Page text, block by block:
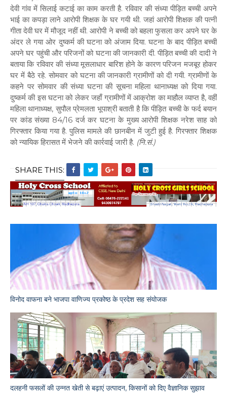
देवी गांव में सिलाई कटाई का काम करती है. रविवार की संध्या पीड़ित बच्ची अपने
भाई का कपड़ा लाने आरोपी शिक्षक के घर गयी थी. जहां आरोपी शिक्षक की पत्नी
गीता देवी घर में मौजूद नहीं थी. आरोपी ने बच्ची को बहला फुसला कर अपने घर के
अंदर ले गया ओर दुष्कर्म की घटना को अंजाम दिया. घटना के बाद पीड़ित बच्ची
अपने घर पहुंची और परिजनों को घटना की जानकारी दी. पीड़ित बच्ची की दादी ने
बताया कि रविवार की संध्या मूसलाधार बारिश होने के कारण परिजन मजबूर होकर
घर में बैठे रहे. सोमवार को घटना की जानकारी ग्रामीणों को दी गयी. ग्रामीणों के
कहने पर सोमवार की संध्या घटना की सूचना महिला थानाध्यक्ष को दिया गया.
दुष्कर्म की इस घटना को लेकर जहाँ ग्रामीणों में आक्रोश का माहौल व्याप्त है, वहीँ
महिला थानाध्यक्ष, सुपौल प्रेमलता भूपाश्री बताती है कि पीड़ित बच्ची के फर्द बयान
पर कांड संख्या 84/16 दर्ज कर घटना के मुख्य आरोपी शिक्षक नरेश साह को
गिरफ्तार किया गया है. पुलिस मामले की छानबीन में जुटी हुई है. गिरफ्तार शिक्षक
को न्यायिक हिरासत में भेजने की कार्रवाई जारी है. (नि.सं.)
SHARE THIS:
विनोद वाफना बने भाजपा वाणिज्य प्रकोष्ठ के प्रदेश सह संयोजक
दलहनी फसलों की उन्नत खेती से बढ़ाएं उत्पादन, किसानों को दिए वैज्ञानिक सुझाव